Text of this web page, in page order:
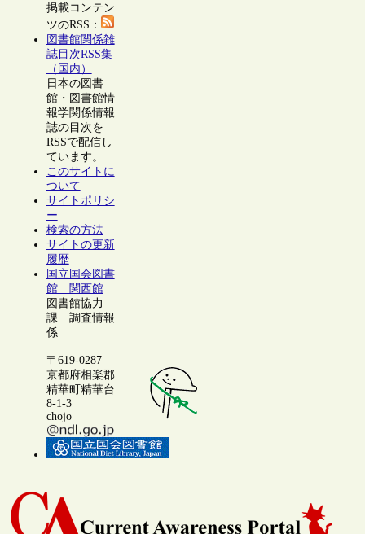
掲載コンテン
ツのRSS：
図書館関係雑
誌目次RSS集
（国内）
日本の図書
館・図書館情
報学関係情報
誌の目次を
RSSで配信し
ています。
このサイトに
ついて
サイトポリシ
ー
検索の方法
サイトの更新
履歴
国立国会図書
館 関西館
図書館協力
課 調査情報
係
〒619-0287
京都府相楽郡
精華町精華台
8-1-3
chojo